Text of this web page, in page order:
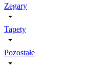
Zegary
Tapety
Pozostałe